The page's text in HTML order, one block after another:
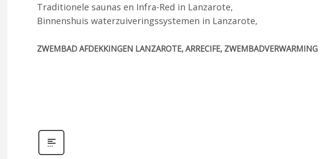
Traditionele saunas en Infra-Red in Lanzarote,
Binnenshuis waterzuiveringssystemen in Lanzarote,
ZWEMBAD AFDEKKINGEN LANZAROTE, ARRECIFE, ZWEMBADVERWARMING